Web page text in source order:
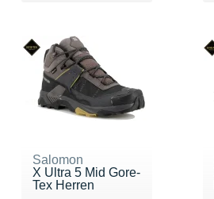
Salomon
X Ultra 5 Mid Gore-
Tex Herren